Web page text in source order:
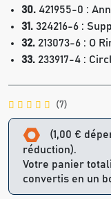
30. 421955-0 :
31. 324216-6 :
32. 213073-6 : O
33. 233917-4 :
(7)
(1,00 €
réduction).
Votre panier
convertis en un